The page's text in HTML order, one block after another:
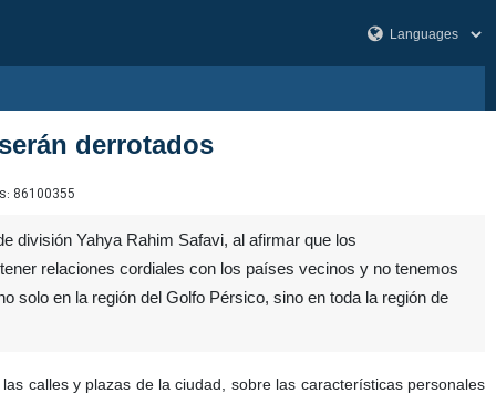
derrotados
86100355
división Yahya Rahim Safavi, al afirmar que los
relaciones cordiales con los países vecinos y no tenemos
solo en la región del Golfo Pérsico, sino en toda la región de
calles y plazas de la ciudad, sobre las características personales